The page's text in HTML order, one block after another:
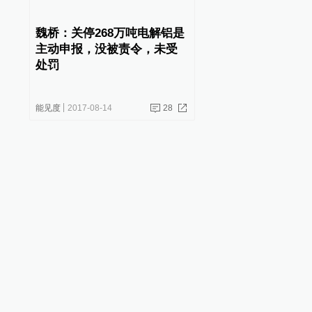
魏桥：关停268万吨电解铝是
主动申报，没被责令，未受
处罚
能见度 2017-08-14 28